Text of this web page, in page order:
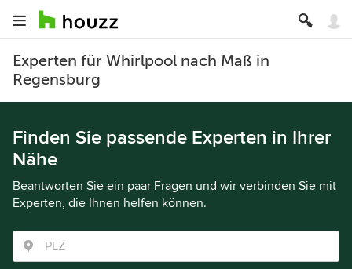
Experten für Whirlpool nach Maß in
Regensburg
Finden Sie passende Experten in Ihrer
Nähe
Beantworten Sie ein paar Fragen und wir verbinden Sie mit
Experten, die Ihnen helfen können.